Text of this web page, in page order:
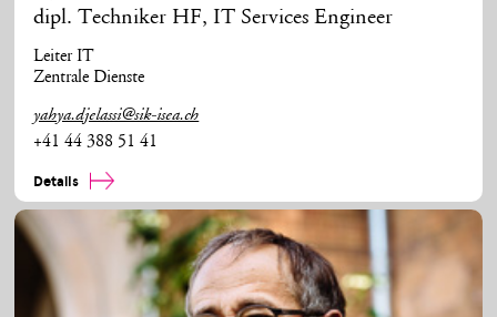
dipl. Techniker HF, IT Services Engineer
Leiter IT
Zentrale Dienste
yahya.djelassi@sik-isea.ch
+41 44 388 51 41
Details